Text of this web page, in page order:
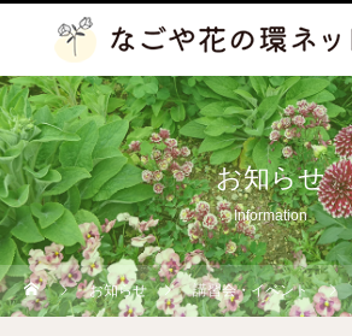
お知らせ
Information
お知らせ 講習会・イベント